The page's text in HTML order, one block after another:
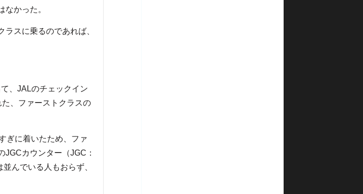
なかった。
スに乗るのであれば、
、JALのチェックイン
、ファーストクラスの
ぎに着いたため、ファ
カウンター（JGC：
んでいる人もおらず、